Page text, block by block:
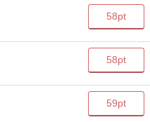
58pt
58pt
59pt